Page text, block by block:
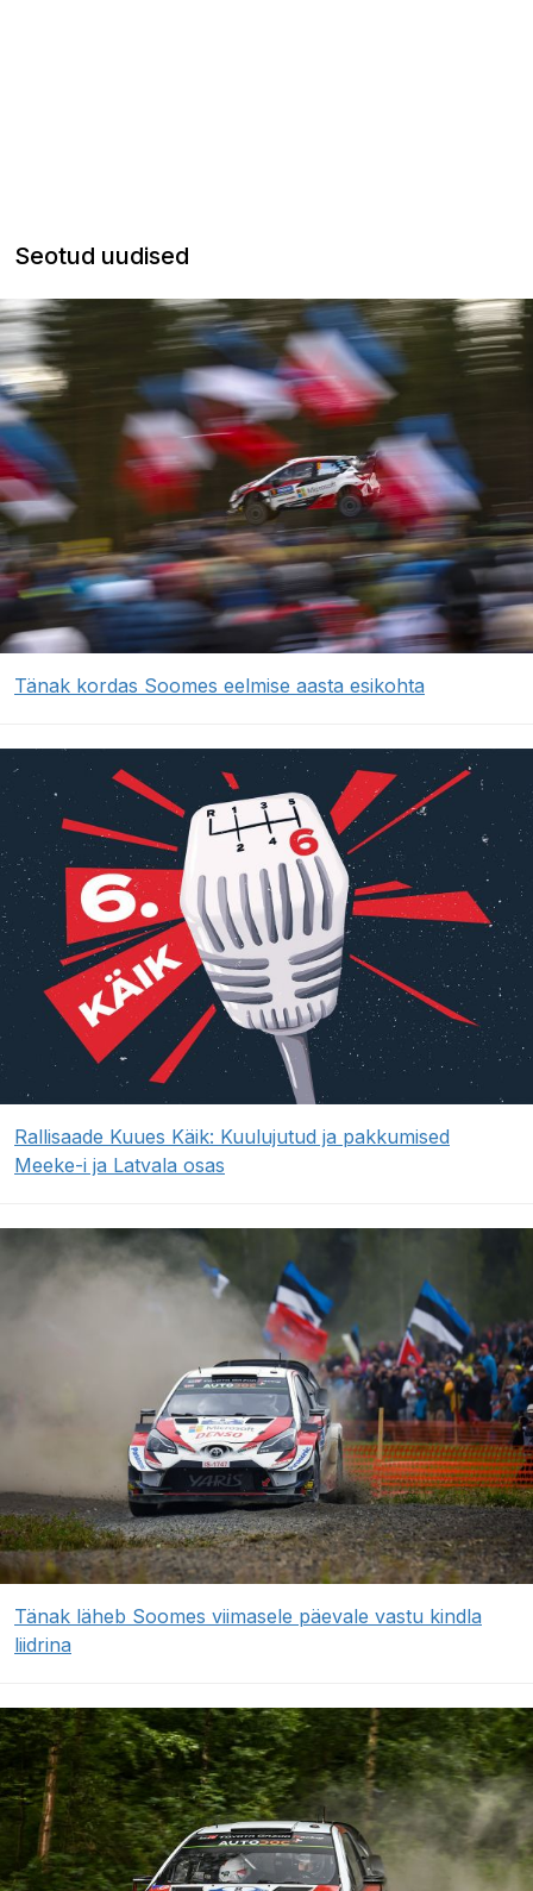
Seotud uudised
Tänak kordas Soomes eelmise aasta esikohta
Rallisaade Kuues Käik: Kuulujutud ja pakkumised
Meeke-i ja Latvala osas
Tänak läheb Soomes viimasele päevale vastu kindla
liidrina